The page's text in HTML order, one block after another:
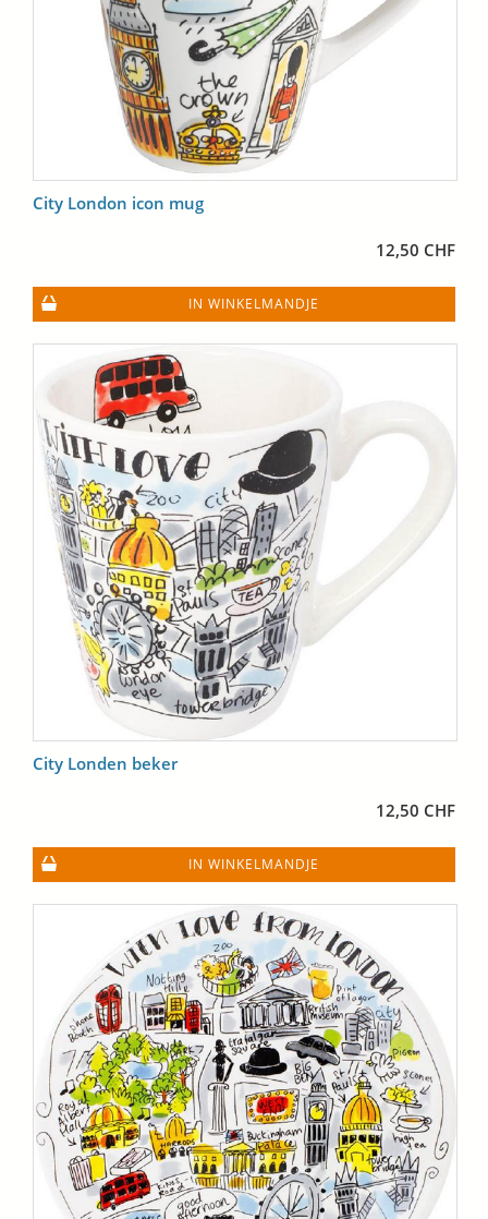
City London icon mug
12,50 CHF
IN WINKELMANDJE
City Londen beker
12,50 CHF
IN WINKELMANDJE